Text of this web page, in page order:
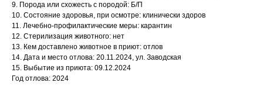
9. Порода или схожесть с породой: Б/П
10. Состояние здоровья, при осмотре: клинически здоров
11. Лечебно-профилактические меры: карантин
12. Стерилизация животного: нет
13. Кем доставлено животное в приют: отлов
14. Дата и место отлова: 20.11.2024, ул. Заводская
15. Выбытие из приюта: 09.12.2024
Год отлова: 2024